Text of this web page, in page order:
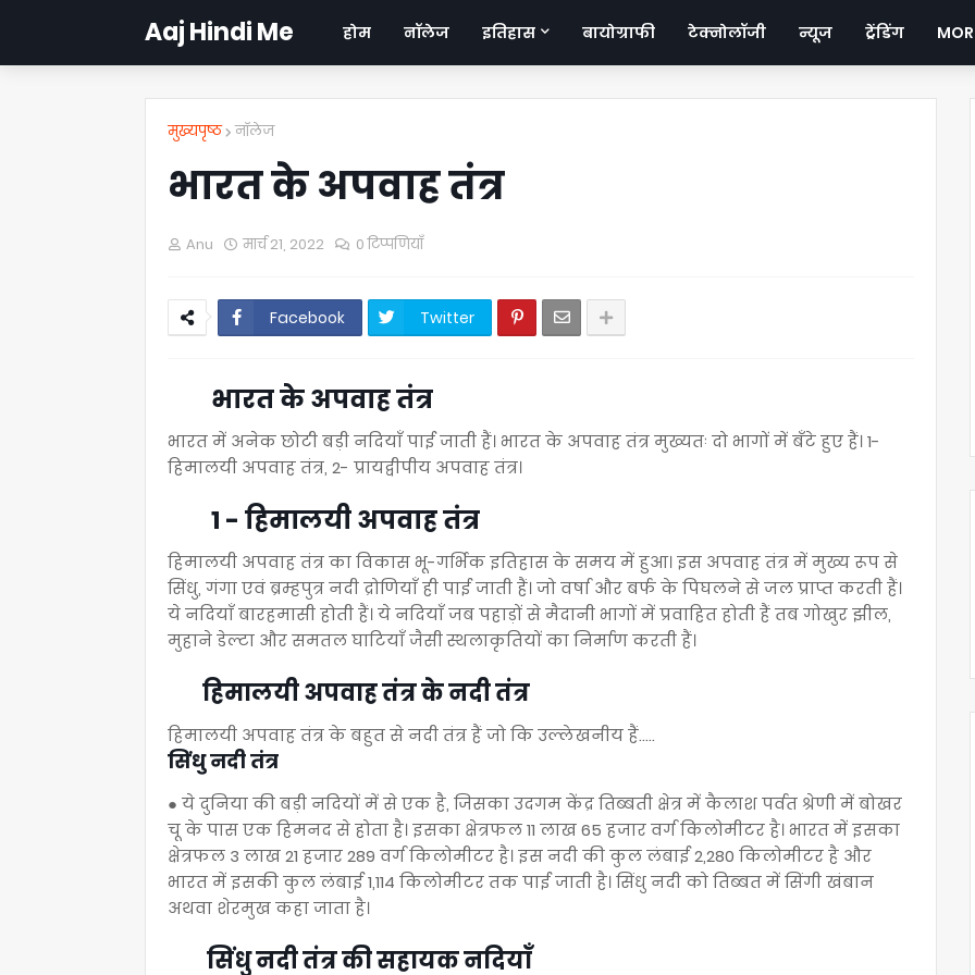
Aaj Hindi Me होम नॉलेज इतिहास बायोग्राफी टेक्नोलॉजी न्यूज ट्रेंडिंग
मुख्यपृष्ठ नॉलेज
भारत के अपवाह तंत्र
Anu मार्च 21, 2022 0 टिप्पणियाँ
Facebook Twitter
भारत के अपवाह तंत्र
भारत में अनेक छोटी बड़ी नदियाँ पाई जाती हैं। भारत के अपवाह तंत्र मुख्यतः दो भागों में बँटे हुए हैं। 1-
हिमालयी अपवाह तंत्र, 2- प्रायद्वीपीय अपवाह तंत्र।
1 - हिमालयी अपवाह तंत्र
हिमालयी अपवाह तंत्र का विकास भू-गर्भिक इतिहास के समय में हुआ। इस अपवाह तंत्र में मुख्य रूप से
सिंधु, गंगा एवं ब्रम्हपुत्र नदी द्रोणियाँ ही पाई जाती हैं। जो वर्षा और बर्फ के पिघलने से जल प्राप्त करती हैं।
ये नदियाँ बारहमासी होती हैं। ये नदियाँ जब पहाड़ों से मैदानी भागों में प्रवाहित होती हैं तब गोखुर झील,
मुहाने डेल्टा और समतल घाटियाँ जैसी स्थलाकृतियों का निर्माण करती हैं।
हिमालयी अपवाह तंत्र के नदी तंत्र
हिमालयी अपवाह तंत्र के बहुत से नदी तंत्र हैं जो कि उल्लेखनीय हैं.....
सिंधु नदी तंत्र
● ये दुनिया की बड़ी नदियों में से एक है, जिसका उदगम केंद्र तिब्बती क्षेत्र में कैलाश पर्वत श्रेणी में बोखर
चू के पास एक हिमनद से होता है। इसका क्षेत्रफल 11 लाख 65 हजार वर्ग किलोमीटर है। भारत में इसका
क्षेत्रफल 3 लाख 21 हजार 289 वर्ग किलोमीटर है। इस नदी की कुल लंबाई 2,280 किलोमीटर है और
भारत में इसकी कुल लंबाई 1,114 किलोमीटर तक पाई जाती है। सिंधु नदी को तिब्बत में सिंगी खंबान
अथवा शेरमुख कहा जाता है।
सिंधु नदी तंत्र की सहायक नदियाँ